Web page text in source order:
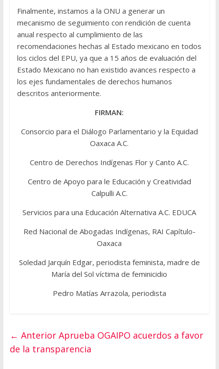
Finalmente, instamos a la ONU a generar un
mecanismo de seguimiento con rendición de cuenta
anual respecto al cumplimiento de las
recomendaciones hechas al Estado mexicano en todos
los ciclos del EPU, ya que a 15 años de evaluación del
Estado Mexicano no han existido avances respecto a
los ejes fundamentales de derechos humanos
descritos anteriormente.
FIRMAN:
Consorcio para el Diálogo Parlamentario y la Equidad
Oaxaca A.C.
Centro de Derechos Indígenas Flor y Canto A.C.
Centro de Apoyo para le Educación y Creatividad
Calpulli A.C.
Servicios para una Educación Alternativa A.C. EDUCA
Red Nacional de Abogadas Indígenas, RAI Capítulo-
Oaxaca
Soledad Jarquín Edgar, periodista feminista, madre de
María del Sol víctima de feminicidio
Pedro Matías Arrazola, periodista
← AnteriorAprueba OGAIPO acuerdos a favor
de la transparencia